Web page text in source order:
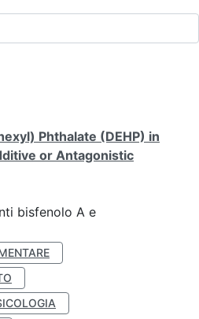
Phthalate (DEHP) in
or Antagonistic
bisfenolo A e